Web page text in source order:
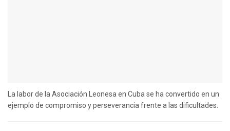
La labor de la Asociación Leonesa en Cuba se ha convertido en un
ejemplo de compromiso y perseverancia frente a las dificultades.